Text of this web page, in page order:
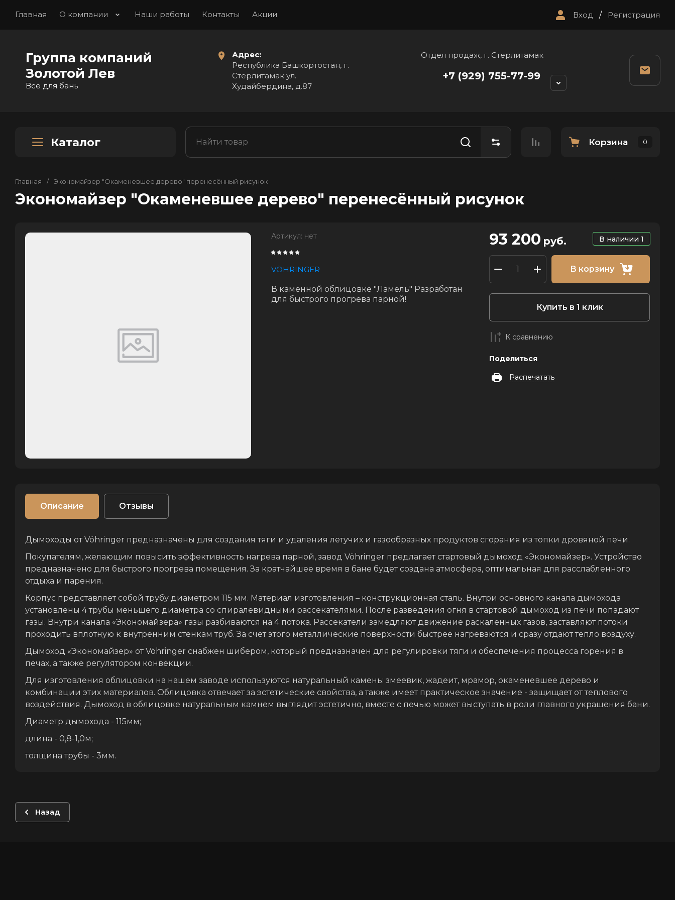
Главная О компании Наши работы Контакты Акции Вход / Регистрация
Группа компаний
Золотой Лев
Все для бань
Адрес:
Республика Башкортостан, г.
Стерлитамак ул.
Худайбердина, д.87
Отдел продаж, г. Стерлитамак
+7 (929) 755-77-99
Каталог Корзина 0
Главная / Экономайзер "Окаменевшее дерево" перенесённый рисунок
Экономайзер "Окаменевшее дерево" перенесённый рисунок
Артикул: нет
VÖHRINGER
В каменной облицовке "Ламель" Разработан
для быстрого прогрева парной!
В наличии 1
93 200 руб.
В корзину
Купить в 1 клик
К сравнению
Поделиться
Распечатать
Описание Отзывы
Дымоходы от Vöhringer предназначены для создания тяги и удаления летучих и газообразных продуктов сгорания из топки дровяной печи.
Покупателям, желающим повысить эффективность нагрева парной, завод Vöhringer предлагает стартовый дымоход «Экономайзер». Устройство
предназначено для быстрого прогрева помещения. За кратчайшее время в бане будет создана атмосфера, оптимальная для расслабленного
отдыха и парения.
Корпус представляет собой трубу диаметром 115 мм. Материал изготовления – конструкционная сталь. Внутри основного канала дымохода
установлены 4 трубы меньшего диаметра со спиралевидными рассекателями. После разведения огня в стартовой дымоход из печи попадают
газы. Внутри канала «Экономайзера» газы разбиваются на 4 потока. Рассекатели замедляют движение раскаленных газов, заставляют потоки
проходить вплотную к внутренним стенкам труб. За счет этого металлические поверхности быстрее нагреваются и сразу отдают тепло воздуху.
Дымоход «Экономайзер» от Vöhringer снабжен шибером, который предназначен для регулировки тяги и обеспечения процесса горения в
печах, а также регулятором конвекции.
Для изготовления облицовки на нашем заводе используются натуральный камень: змеевик, жадеит, мрамор, окаменевшее дерево и
комбинации этих материалов. Облицовка отвечает за эстетические свойства, а также имеет практическое значение - защищает от теплового
воздействия. Дымоход в облицовке натуральным камнем выглядит эстетично, вместе с печью может выступать в роли главного украшения бани.
Диаметр дымохода - 115мм;
длина - 0,8-1,0м;
толщина трубы - 3мм.
Назад